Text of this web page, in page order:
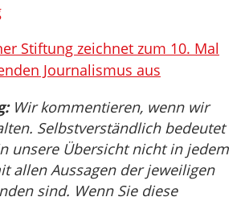
Stiftung zeichnet zum 10. Mal
Journalismus aus
Wir kommentieren, wenn wir
Selbstverständlich bedeutet
unsere Übersicht nicht in jedem
allen Aussagen der jeweiligen
sind. Wenn Sie diese